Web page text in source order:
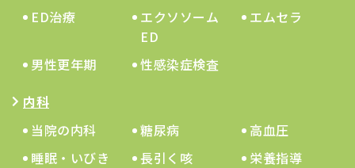
ED治療
エクソソーム
ED
エムセラ
男性更年期
性感染症検査
内科
当院の内科
糖尿病
高血圧
睡眠・いびき
長引く咳
栄養指導